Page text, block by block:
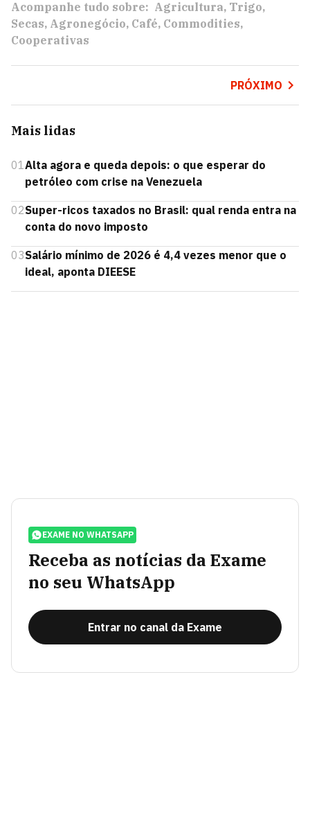
Acompanhe tudo sobre: Agricultura Trigo
Secas Agronegócio Café Commodities
Cooperativas
PRÓXIMO
Mais lidas
01Alta agora e queda depois: o que esperar do
petróleo com crise na Venezuela
02Super-ricos taxados no Brasil: qual renda entra na
conta do novo imposto
03Salário mínimo de 2026 é 4,4 vezes menor que o
ideal, aponta DIEESE
EXAME NO WHATSAPP
Receba as notícias da Exame
no seu WhatsApp
Entrar no canal da Exame